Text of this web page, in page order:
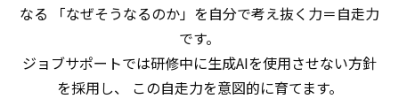
なる 「なぜそうなるのか」を自分で考え抜く力＝自走力
です。
ジョブサポートでは研修中に生成AIを使用させない方針
を採用し、 この自走力を意図的に育てます。